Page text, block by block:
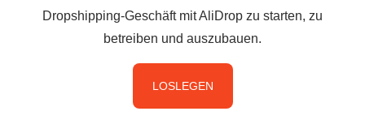
Dropshipping-Geschäft mit AliDrop zu starten, zu
betreiben und auszubauen.
LOSLEGEN